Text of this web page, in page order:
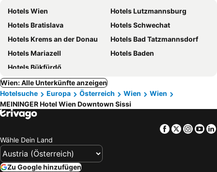
Hotels Wien
Hotels Lutzmannsburg
Hotels Bratislava
Hotels Schwechat
Hotels Krems an der Donau
Hotels Bad Tatzmannsdorf
Hotels Mariazell
Hotels Baden
Hotels Bükfürdő
Wien: Alle Unterkünfte anzeigen
Hotelsuche
Europa Österreich Wien
Wien
MEININGER Hotel Wien Downtown Sissi
Facebook
Twitter
Wähle Dein Land
Zu Google hinzufügen